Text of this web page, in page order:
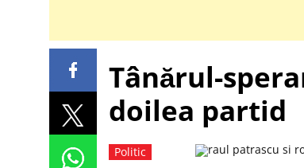
Tânărul-
doilea partid
Politic